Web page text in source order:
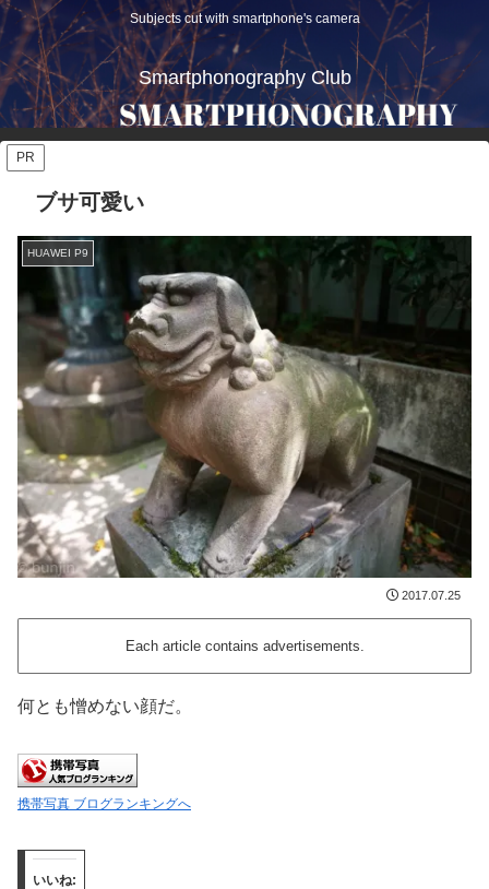
Subjects cut with smartphone's camera
Smartphonography Club
PR
ブサ可愛い
HUAWEI P9
2017.07.25
Each article contains advertisements.
何とも憎めない顔だ。
携帯写真 ブログランキングへ
いいね: